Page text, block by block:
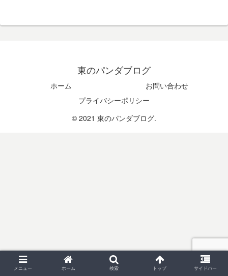
東のパンダブログ
ホーム
お問い合わせ
プライバシーポリシー
© 2021 東のパンダブログ.
メニュー ホーム 検索 トップ サイドバー